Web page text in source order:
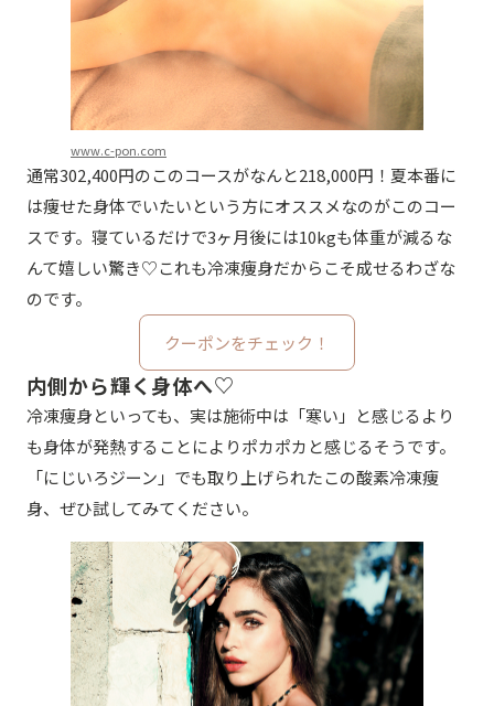
www.c-pon.com
通常302,400円のこのコースがなんと218,000円！夏本番に
は痩せた身体でいたいという方にオススメなのがこのコー
スです。寝ているだけで3ヶ月後には10kgも体重が減るな
んて嬉しい驚き♡これも冷凍痩身だからこそ成せるわざな
のです。
クーポンをチェック！
内側から輝く身体へ♡
冷凍痩身といっても、実は施術中は「寒い」と感じるより
も身体が発熱することによりポカポカと感じるそうです。
「にじいろジーン」でも取り上げられたこの酸素冷凍痩
身、ぜひ試してみてください。